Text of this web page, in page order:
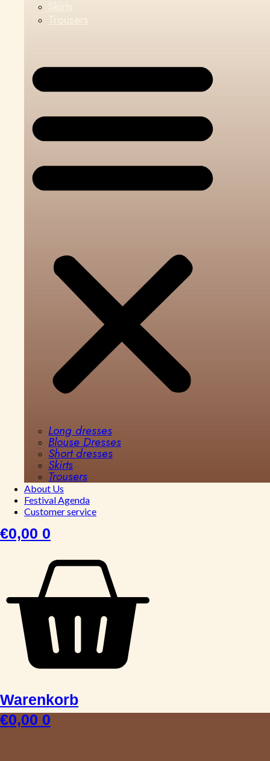
Long dresses
Blouse Dresses
Short dresses
Skirts
Trousers
About Us
Festival Agenda
Customer service
€0,00 0
Warenkorb
€0,00 0